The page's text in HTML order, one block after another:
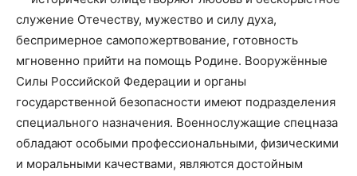
служение Отечеству, мужество и силу духа,
беспримерное самопожертвование, готовность
мгновенно прийти на помощь Родине. Вооружённые
Силы Российской Федерации и органы
государственной безопасности имеют подразделения
специального назначения. Военнослужащие спецназа
обладают особыми профессиональными, физическими
и моральными качествами, являются достойным